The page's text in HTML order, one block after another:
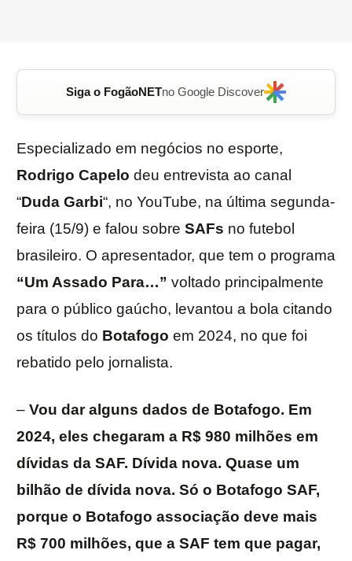
Siga o FogãoNETno Google Discover
Especializado em negócios no esporte,
Rodrigo Capelo deu entrevista ao canal
“Duda Garbi“, no YouTube, na última segunda-
feira (15/9) e falou sobre SAFs no futebol
brasileiro. O apresentador, que tem o programa
“Um Assado Para…” voltado principalmente
para o público gaúcho, levantou a bola citando
os títulos do Botafogo em 2024, no que foi
rebatido pelo jornalista.
– Vou dar alguns dados de Botafogo. Em
2024, eles chegaram a R$ 980 milhões em
dívidas da SAF. Dívida nova. Quase um
bilhão de dívida nova. Só o Botafogo SAF,
porque o Botafogo associação deve mais
R$ 700 milhões, que a SAF tem que pagar,